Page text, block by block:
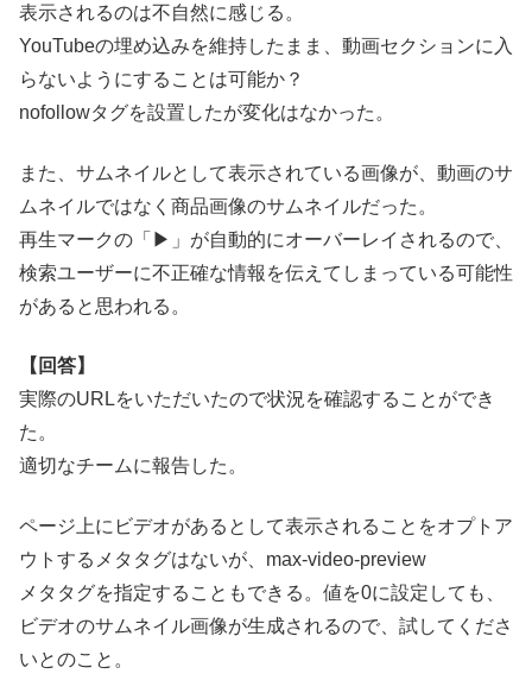
表示されるのは不自然に感じる。
YouTubeの埋め込みを維持したまま、動画セクションに入
らないようにすることは可能か？
nofollowタグを設置したが変化はなかった。
また、サムネイルとして表示されている画像が、動画のサ
ムネイルではなく商品画像のサムネイルだった。
再生マークの「▶︎」が自動的にオーバーレイされるので、
検索ユーザーに不正確な情報を伝えてしまっている可能性
があると思われる。
【回答】
実際のURLをいただいたので状況を確認することができ
た。
適切なチームに報告した。
ページ上にビデオがあるとして表示されることをオプトア
ウトするメタタグはないが、max-video-preview
メタタグを指定することもできる。値を0に設定しても、
ビデオのサムネイル画像が生成されるので、試してくださ
いとのこと。